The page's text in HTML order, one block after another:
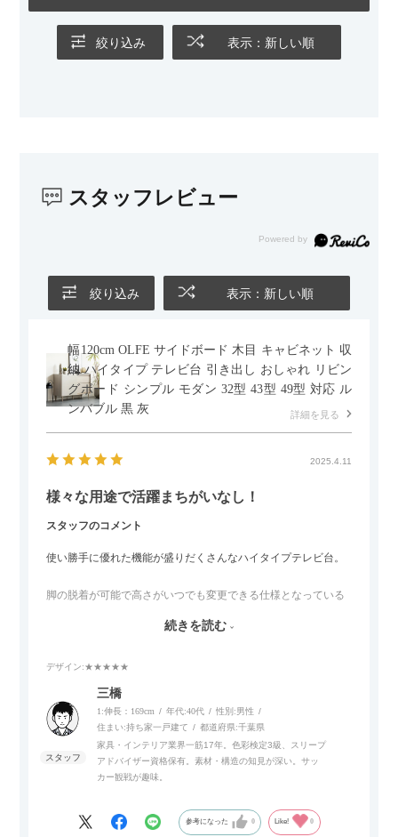
絞り込み 表示：新しい順
スタッフレビュー
絞り込み 表示：新しい順
幅120cm OLFE サイドボード 木目 キャビネット 収
納 ハイタイプ テレビ台 引き出し おしゃれ リビン
グボード シンプル モダン 32型 43型 49型 対応 ル
ンバブル 黒 灰
詳細を見る
2025.4.11
様々な用途で活躍まちがいなし！
スタッフのコメント
使い勝手に優れた機能が盛りだくさんなハイタイプテレビ台。
脚の脱着が可能で高さがいつでも変更できる仕様となっている
また、補助テーブルとして使用可能なスライドテーブルや収納
内部にもプリンターなどが置けるスライド棚板がついているの
でテレビ台以外にもオフィスなどでの収納家具やリビングでの
サイドボードとして多目的な用途に対応しています。
また、扉は横方向へのスライド式となっているので開閉時のス
ペースを最小限に抑えられ、省スペースでご利用いただけるの
続きを読む
デザイン:★★★★★
三橋
1:伸長：169cm 年代:40代 性別:男性
住まい:持ち家一戸建て 都道府県:千葉県
家具・インテリア業界一筋17年。色彩検定3級、スリープ
アドバイザー資格保有。素材・構造の知見が深い。サッ
カー観戦が趣味。
参考になった 0 Like! 0